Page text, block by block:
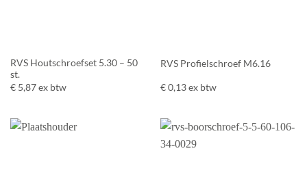
RVS Houtschroefset 5.30 – 50
st.
€5,87 ex btw
RVS Profielschroef M6.16
€0,13 ex btw